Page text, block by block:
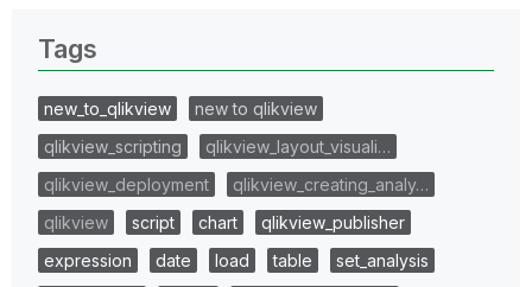
Tags
new_to_qlikview
new to qlikview
qlikview_scripting
qlikview_layout_visuali…
qlikview_deployment
qlikview_creating_analy…
qlikview
script chart
qlikview_publisher
expression
date load table
set_analysis